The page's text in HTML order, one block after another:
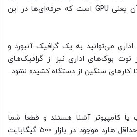
کارت قدرت پردازندگی آن یعنی GPU است که حرفه‌ای‌ها در این
اداری می‌توانید به یک گرافیک آنبورد و
نوت بوک‌های اداری نیز از گرافیک‌های
سنگین از دستگاه کشیده نشود.
کامپیوتر آشنا هستند و قطعا شما
می‌دانید که این روزها حداقل هارد موجود در بازار 500 گیگابایت